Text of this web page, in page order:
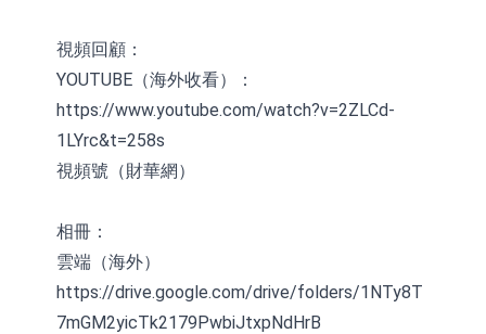
視頻回顧：
YOUTUBE（海外收看）：
https://www.youtube.com/watch?v=2ZLCd-
1LYrc&t=258s
視頻號（財華網）
相冊：
雲端（海外）
https://drive.google.com/drive/folders/1NTy8T
7mGM2yicTk2179PwbiJtxpNdHrB